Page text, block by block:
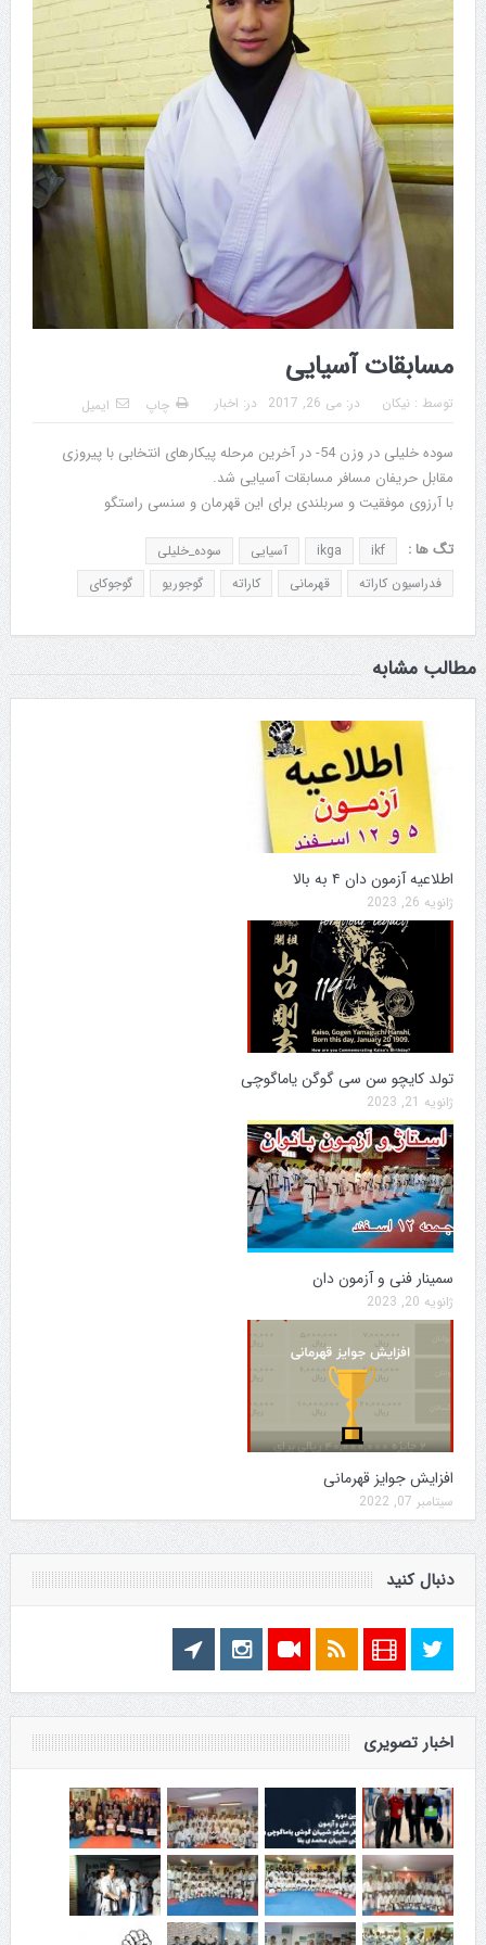
مسابقات آسیایی
توسط : نیکان در: می 26, 2017 در: اخبار چاپ ایمیل
سوده خلیلی در وزن 54- در آخرین مرحله پیکارهای انتخابی با پیروزی
مقابل حریفان مسافر مسابقات آسیایی شد.
با آرزوی موفقیت و سربلندی برای این قهرمان و سنسی راستگو
تگ ها : ikf
ikga آسیایی
سوده_خلیلی
فدراسیون کاراته
قهرمانی کاراته گوجوریو گوجوکای
مطالب مشابه
اطلاعیه آزمون دان ۴ به بالا
ژانویه 26, 2023
تولد کایچو سن سی گوگن یاماگوچی
ژانویه 21, 2023
سمینار فنی و آزمون دان
ژانویه 20, 2023
افزایش جوایز قهرمانی
سپتامبر 07, 2022
دنبال کنید
اخبار تصویری